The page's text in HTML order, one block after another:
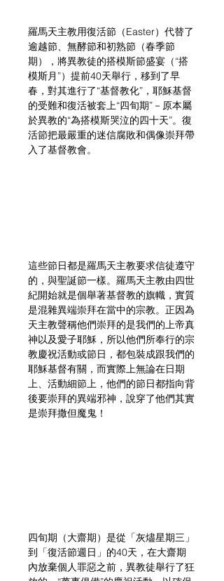
羅馬天主教用復活節（Easter）代替了
逾越節、無酵節和初熟節（春季節
期），將異教徒的搭模斯節盛宴（“搭
模斯月”）提前40天舉行，移到了早
春，對其進行了“基督教化”，耶穌基督
的受難和復活被套上“四旬期”－原本屬
於異教的“為搭模斯哭泣的四十天”。復
活節把最嚴重的迷信腐敗和偶像崇拜帶
入了基督教會。
這些節日都是羅馬天主教要求信徒遵守
的，與聖誕節一樣。羅馬天主教由四世
紀開始就是個舉著基督教的旗幟，實質
是混雜異端崇拜在當中的宗教。正因為
天主教聲稱他們崇拜的是我們的上帝真
神以及愛子耶穌，所以他們所奉行的宗
教慶祝活動或節日，都包裝成跟我們的
耶穌基督有關，而實際上無論在日期
上、活動細節上，他們的節日都指向背
後要崇拜的異端邪神，說穿了他們其實
是崇拜撒但魔鬼！
四旬期（大齋期）是從「灰燼星期三」
到「復活節週日」的40天，在大齋期
內放棄個人罪惡之前，異教徒舉行了狂